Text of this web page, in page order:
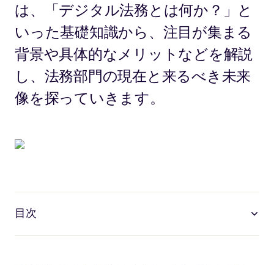
は、「デジタル法務とは何か？」と
いった基礎知識から、注目が集まる
背景や具体的なメリットなどを解説
し、法務部門の現在と来るべき未来
像を探っていきます。
目次